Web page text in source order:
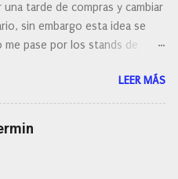
mi opinión de porque elegí mi
una tarde de compras y cambiar
sin embargo esta idea se
me pase por los stands de
paleta de colores de Clinique.
LEER MÁS